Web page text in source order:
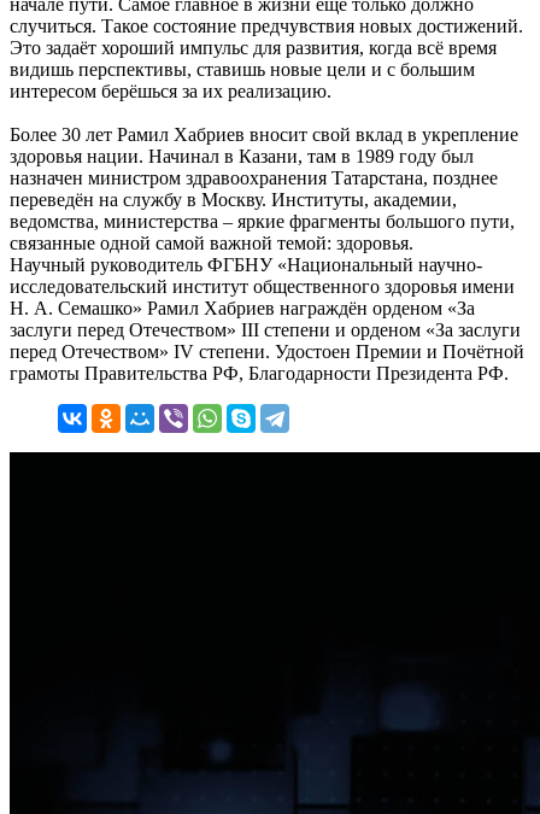
случиться. Такое состояние предчувствия новых достижений.
Это задаёт хороший импульс для развития, когда всё время
видишь перспективы, ставишь новые цели и с большим
интересом берёшься за их реализацию.
Более 30 лет Рамил Хабриев вносит свой вклад в укрепление
здоровья нации. Начинал в Казани, там в 1989 году был
назначен министром здравоохранения Татарстана, позднее
переведён на службу в Москву. Институты, академии,
ведомства, министерства – яркие фрагменты большого пути,
связанные одной самой важной темой: здоровья.
Научный руководитель ФГБНУ «Национальный научно-
исследовательский институт общественного здоровья имени
Н. А. Семашко» Рамил Хабриев награждён орденом «За
заслуги перед Отечеством» III степени и орденом «За заслуги
перед Отечеством» IV степени. Удостоен Премии и Почётной
грамоты Правительства РФ, Благодарности Президента РФ.